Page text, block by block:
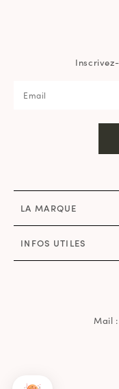
Mail
LA MARQUE
INFOS UTILES